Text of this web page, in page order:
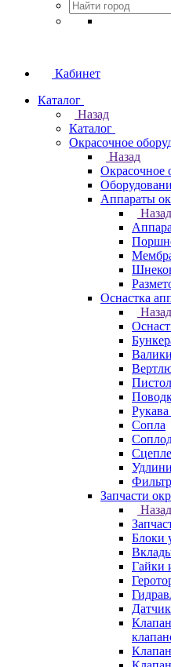
Кабинет
Каталог
Назад
Каталог
Окрасочное
Назад
Окрасочное
Аппараты
Назад
Оснастка
Назад
Сопла
Запчасти
Назад
Блоки
Гайки